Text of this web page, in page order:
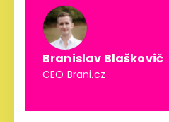
Branislav Blaškovič
CEO Brani.cz